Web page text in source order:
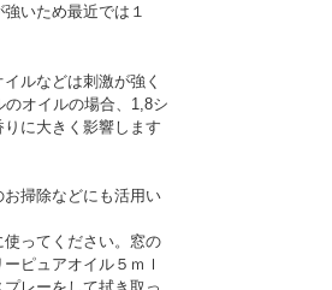
いため最近では１
ルなどは刺激が強く
のオイルの場合、1,8シ
に大きく影響します
掃除などにも活用い
ってください。窓の
ピュアオイル５ｍｌ